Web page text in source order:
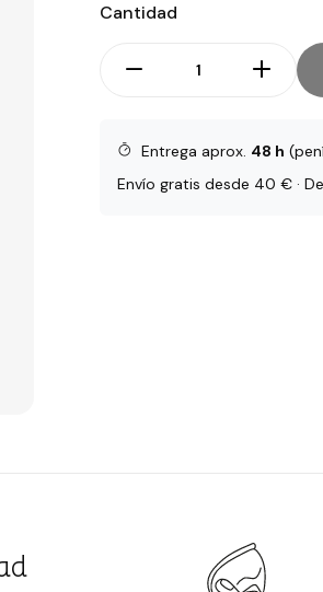
Cantidad
Entrega aprox. 48 h
Envío gratis desde 40 € ·